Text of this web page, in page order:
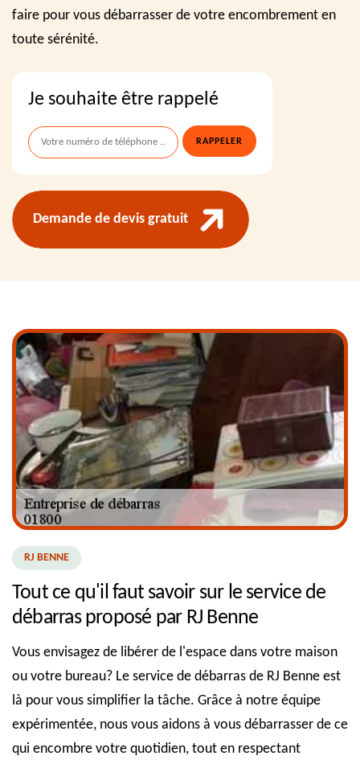
faire pour vous débarrasser de votre encombrement en
toute sérénité.
Je souhaite être rappelé
Demande de devis gratuit
RJ BENNE
Tout ce qu'il faut savoir sur le service de
débarras proposé par RJ Benne
Vous envisagez de libérer de l'espace dans votre maison
ou votre bureau? Le service de débarras de RJ Benne est
là pour vous simplifier la tâche. Grâce à notre équipe
expérimentée, nous vous aidons à vous débarrasser de ce
qui encombre votre quotidien, tout en respectant